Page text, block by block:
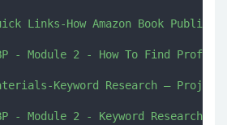
Links-How Amazon Book
- Module 2 - How To Find
Keyword Research –
- Module 2 - Keyword